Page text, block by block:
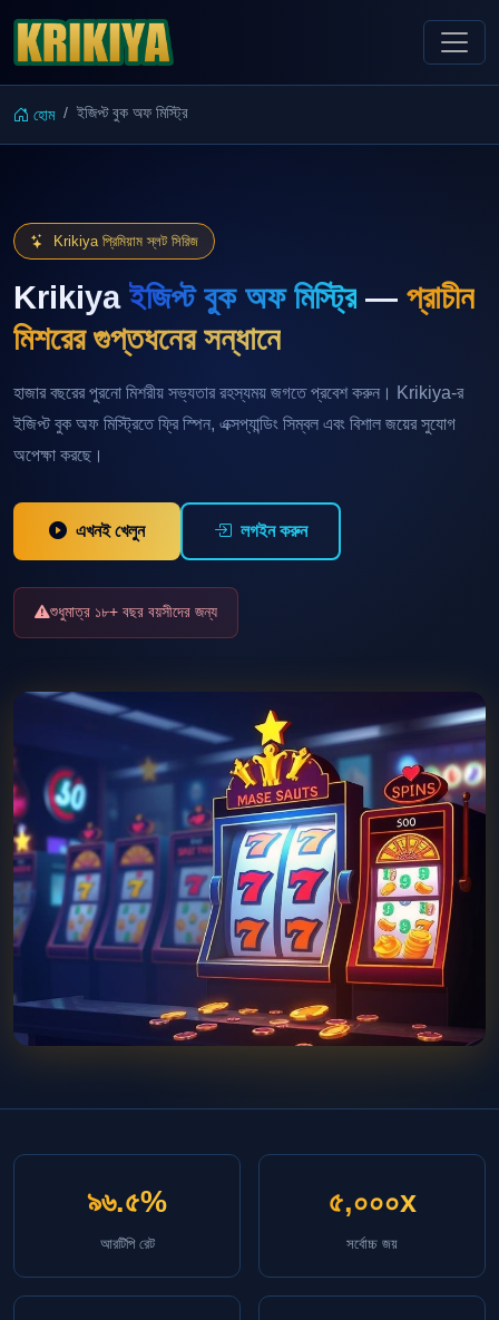
হোম ইজিপ্ট বুক অফ মিস্ট্রি
Krikiya প্রিমিয়াম স্লট সিরিজ
Krikiya ইজিপ্ট বুক অফ মিস্ট্রি — প্রাচীন
মিশরের গুপ্তধনের সন্ধানে
হাজার বছরের পুরনো মিশরীয় সভ্যতার রহস্যময় জগতে প্রবেশ করুন। Krikiya-র
ইজিপ্ট বুক অফ মিস্ট্রিতে ফ্রি স্পিন, এক্সপ্যান্ডিং সিম্বল এবং বিশাল জয়ের সুযোগ
অপেক্ষা করছে।
এখনই খেলুন লগইন করুন
শুধুমাত্র ১৮+ বছর বয়সীদের জন্য
৯৬.৫%
আরটিপি রেট
৫,০০০x
সর্বোচ্চ জয়